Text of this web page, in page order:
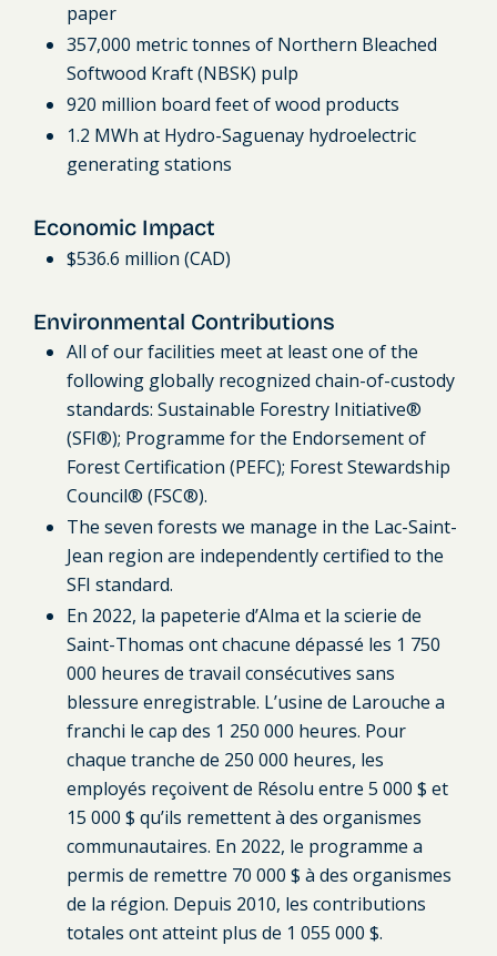
paper
357,000 metric tonnes of Northern Bleached
Softwood Kraft (NBSK) pulp
920 million board feet of wood products
1.2 MWh at Hydro-Saguenay hydroelectric
generating stations
Economic Impact
$536.6 million (CAD)
Environmental Contributions
All of our facilities meet at least one of the
following globally recognized chain-of-custody
standards: Sustainable Forestry Initiative®
(SFI®); Programme for the Endorsement of
Forest Certification (PEFC); Forest Stewardship
Council® (FSC®).
The seven forests we manage in the Lac-Saint-
Jean region are independently certified to the
SFI standard.
En 2022, la papeterie d’Alma et la scierie de
Saint-Thomas ont chacune dépassé les 1 750
000 heures de travail consécutives sans
blessure enregistrable. L’usine de Larouche a
franchi le cap des 1 250 000 heures. Pour
chaque tranche de 250 000 heures, les
employés reçoivent de Résolu entre 5 000 $ et
15 000 $ qu’ils remettent à des organismes
communautaires. En 2022, le programme a
permis de remettre 70 000 $ à des organismes
de la région. Depuis 2010, les contributions
totales ont atteint plus de 1 055 000 $.